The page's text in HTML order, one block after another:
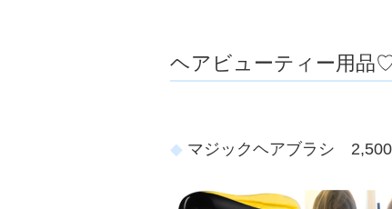
ヘアビューティー用品
マジックヘアブラシ